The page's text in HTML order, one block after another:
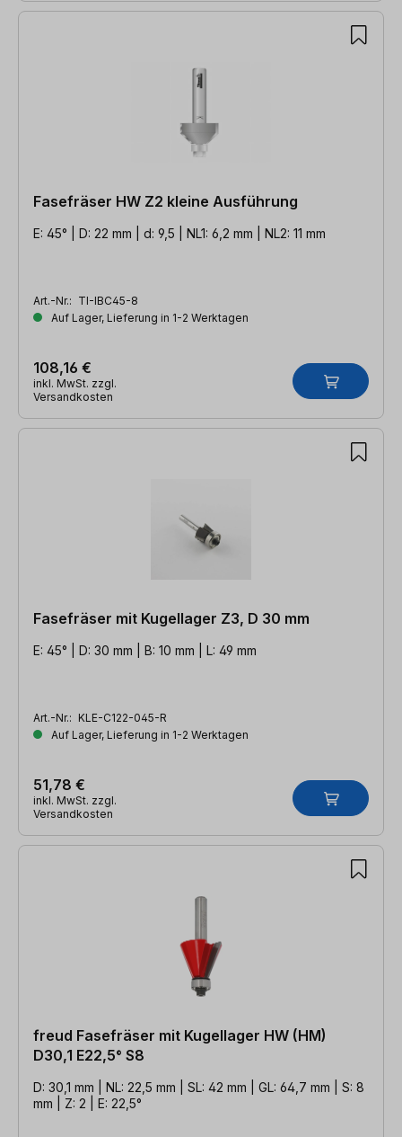
Fasefräser HW Z2 kleine Ausführung
E: 45° | D: 22 mm | d: 9,5 | NL1: 6,2 mm | NL2: 11 mm
Art.-Nr.: TI-IBC45-8
Auf Lager, Lieferung in 1-2 Werktagen
108,16 €
inkl. MwSt. zzgl.
Versandkosten
Fasefräser mit Kugellager Z3, D 30 mm
E: 45° | D: 30 mm | B: 10 mm | L: 49 mm
Art.-Nr.: KLE-C122-045-R
Auf Lager, Lieferung in 1-2 Werktagen
51,78 €
inkl. MwSt. zzgl.
Versandkosten
freud Fasefräser mit Kugellager HW (HM)
D30,1 E22,5° S8
D: 30,1 mm | NL: 22,5 mm | SL: 42 mm | GL: 64,7 mm | S: 8
mm | Z: 2 | E: 22,5°